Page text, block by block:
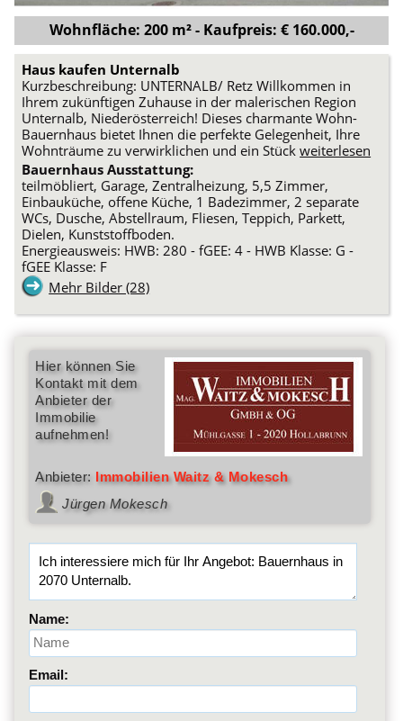
Wohnfläche: 200 m² - Kaufpreis: € 160.000,-
Haus kaufen Unternalb
Kurzbeschreibung: UNTERNALB/ Retz Willkommen in
Ihrem zukünftigen Zuhause in der malerischen Region
Unternalb, Niederösterreich! Dieses charmante Wohn-
Bauernhaus bietet Ihnen die perfekte Gelegenheit, Ihre
Wohnträume zu verwirklichen und ein Stückweiterlesen
Bauernhaus Ausstattung:
teilmöbliert, Garage, Zentralheizung, 5,5 Zimmer,
Einbauküche, offene Küche, 1 Badezimmer, 2 separate
WCs, Dusche, Abstellraum, Fliesen, Teppich, Parkett,
Dielen, Kunststoffboden.
Energieausweis: HWB: 280 - fGEE: 4 - HWB Klasse: G -
fGEE Klasse: F
Mehr Bilder (28)
Hier können Sie
Kontakt mit dem
Anbieter der
Immobilie
aufnehmen!
Anbieter: Immobilien Waitz & Mokesch
Jürgen Mokesch
Name:
Email: